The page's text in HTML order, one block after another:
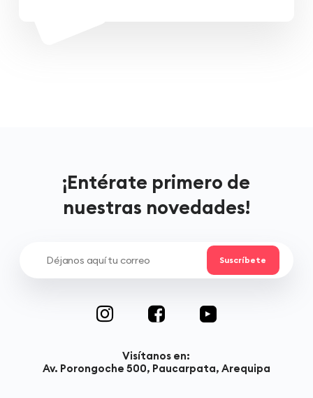
¡Entérate primero de
nuestras novedades!
Visítanos en:
Av. Porongoche 500, Paucarpata, Arequipa